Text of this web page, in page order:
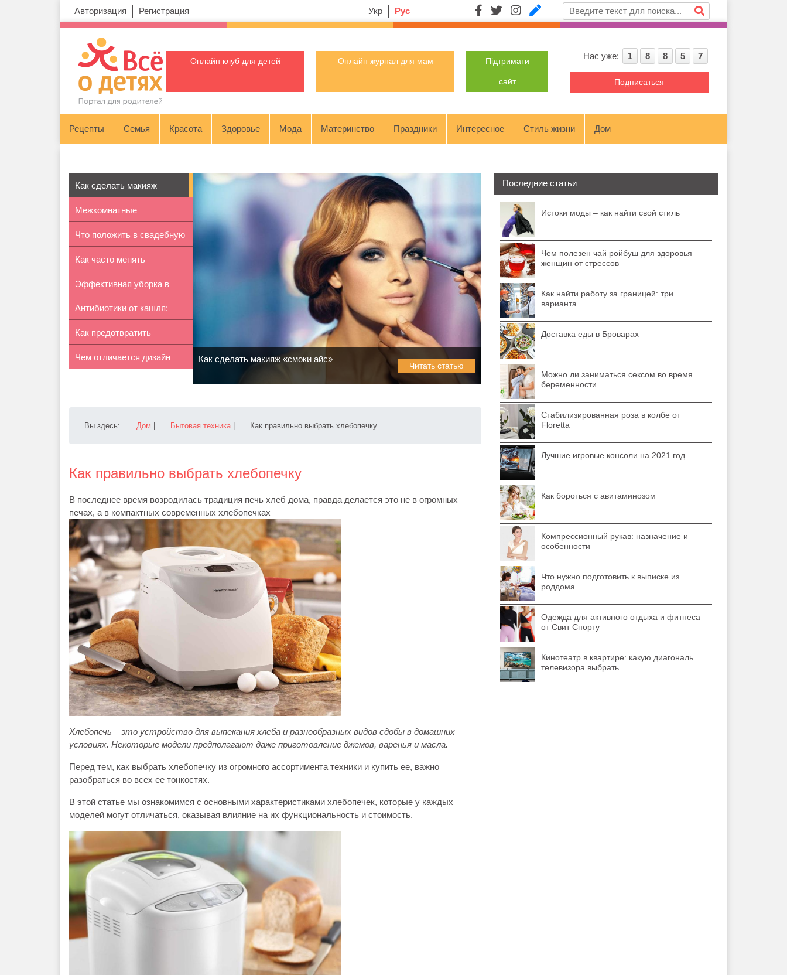
Авторизация Регистрация Укр Рус
Онлайн клуб для детей Онлайн журнал для мам Підтримати
сайт
Нас уже: 1 8 8 5 7
Подписаться
Рецепты Семья Красота Здоровье Мода Материнство Праздники Интересное Стиль жизни Дом
Как сделать макияж
«смоки айс»
Межкомнатные
стеклянные двери: ...
Что положить в свадебную
сумочк...
Как часто менять
постельное белье
Эффективная уборка в
доме. Преи...
Антибиотики от кашля:
особеннос...
Как предотвратить
потемнение зу...
Чем отличается дизайн Как сделать макияж «смоки айс»
Читать статью
Вы здесь: Дом Бытовая техника Как правильно выбрать хлебопечку
Как правильно выбрать хлебопечку
В последнее время возродилась традиция печь хлеб дома, правда делается это не в огромных
печах, а в компактных современных хлебопечках
Хлебопечь – это устройство для выпекания хлеба и разнообразных видов сдобы в домашних
условиях. Некоторые модели предполагают даже приготовление джемов, варенья и масла.
Перед тем, как выбрать хлебопечку из огромного ассортимента техники и купить ее, важно
разобраться во всех ее тонкостях.
В этой статье мы ознакомимся с основными характеристиками хлебопечек, которые у каждых
моделей могут отличаться, оказывая влияние на их функциональность и стоимость.
Последние статьи
Истоки моды – как найти свой стиль
Чем полезен чай ройбуш для здоровья
женщин от стрессов
Как найти работу за границей: три
варианта
Доставка еды в Броварах
Можно ли заниматься сексом во время
беременности
Стабилизированная роза в колбе от
Floretta
Лучшие игровые консоли на 2021 год
Как бороться с авитаминозом
Компрессионный рукав: назначение и
особенности
Что нужно подготовить к выписке из
роддома
Одежда для активного отдыха и фитнеса
от Свит Спорту
Кинотеатр в квартире: какую диагональ
телевизора выбрать